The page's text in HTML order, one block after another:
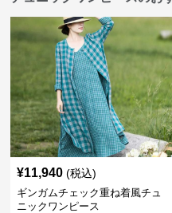
¥11,940 (税込)
ギンガムチェック重ね着風チュ
ニックワンピース